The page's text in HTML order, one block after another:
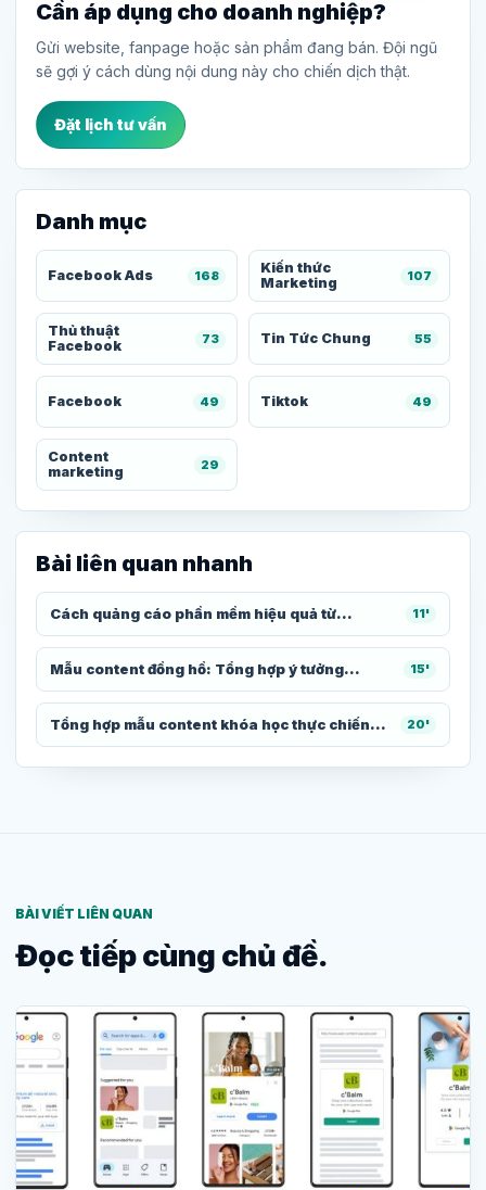
Cần áp dụng cho doanh nghiệp?
Gửi website, fanpage hoặc sản phẩm đang bán. Đội ngũ
sẽ gợi ý cách dùng nội dung này cho chiến dịch thật.
Đặt lịch tư vấn
Danh mục
Facebook Ads 168
Kiến thức
Marketing
107
Thủ thuật
Facebook
73 Tin Tức Chung 55
Facebook 49 Tiktok 49
Content
marketing
29
Bài liên quan nhanh
Cách quảng cáo phần mềm hiệu quả từ... 11'
Mẫu content đồng hồ: Tổng hợp ý tưởng... 15'
Tổng hợp mẫu content khóa học thực chiến... 20'
BÀI VIẾT LIÊN QUAN
Đọc tiếp cùng chủ đề.